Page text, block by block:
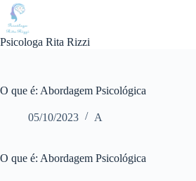
Pular
para
conteúdo
Psicologa Rita Rizzi
O que é: Abordagem Psicológica
05/10/2023 A
O que é: Abordagem Psicológica